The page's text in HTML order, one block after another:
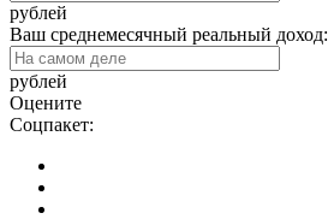
рублей
Ваш среднемесячный реальный доход:
рублей
Оцените
Соцпакет: